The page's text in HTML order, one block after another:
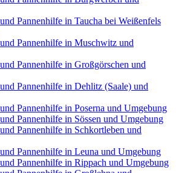
Pannenhilfe in Taucha bei Weißenfels
Pannenhilfe in Muschwitz und
Pannenhilfe in Großgörschen und
Pannenhilfe in Dehlitz (Saale) und
Pannenhilfe in Poserna und Umgebung
Pannenhilfe in Sössen und Umgebung
Pannenhilfe in Schkortleben und
Pannenhilfe in Leuna und Umgebung
Pannenhilfe in Rippach und Umgebung